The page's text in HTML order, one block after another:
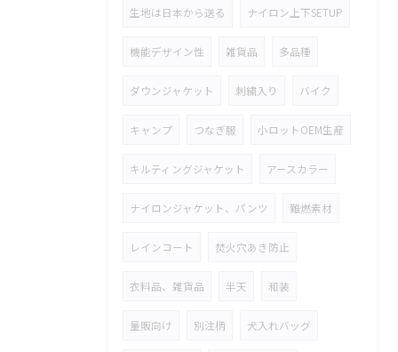
生地は日本から送る ナイロン上下SETUP
機能デザイン性 雑貨品 多品種
ダウンジャケット 刺繍入り バイク
キャンプ つなぎ服 小ロットOEM生産
キルティングジャケット アースカラー
ナイロンジャケット、パンツ 難燃素材
レインコート 焚火穴あき防止
衣料品、雑貨品 半天 和装
量販向け 別注柄 犬入れバッグ